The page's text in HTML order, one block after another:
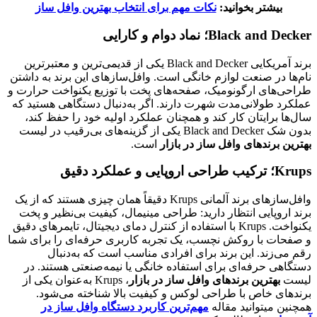
بیشتر بخوانید:نکات مهم برای انتخاب بهترین وافل ساز
Black and Decker؛ نماد دوام و کارایی
برند آمریکایی Black and Decker یکی از قدیمی‌ترین و معتبرترین
نام‌ها در صنعت لوازم خانگی است. وافل‌سازهای این برند به داشتن
طراحی‌های ارگونومیک، صفحه‌های پخت با توزیع یکنواخت حرارت و
عملکرد طولانی‌مدت شهرت دارند. اگر به‌دنبال دستگاهی هستید که
سال‌ها برایتان کار کند و همچنان عملکرد اولیه خود را حفظ کند،
بدون شک Black and Decker یکی از گزینه‌های بی‌رقیب در لیست
بهترین برندهای وافل ساز در بازار
است.
Krups؛ ترکیب طراحی اروپایی و عملکرد دقیق
وافل‌سازهای برند آلمانی Krups دقیقاً همان چیزی هستند که از یک
برند اروپایی انتظار دارید: طراحی مینیمال، کیفیت بی‌نظیر و پخت
یکنواخت. Krups با استفاده از کنترل دمای دیجیتال، تایمرهای دقیق
و صفحات با روکش نچسب، یک تجربه کاربری حرفه‌ای را برای شما
رقم می‌زند. این برند برای افرادی مناسب است که به‌دنبال
دستگاهی حرفه‌ای برای استفاده خانگی یا نیمه‌صنعتی هستند. در
لیست بهترین برندهای وافل ساز در بازار
، Krups به‌عنوان یکی از
برندهای خاص با طراحی لوکس و کیفیت بالا شناخته می‌شود.
همچنین میتوانید مقاله مهم‌ترین کاربرد دستگاه وافل ساز در